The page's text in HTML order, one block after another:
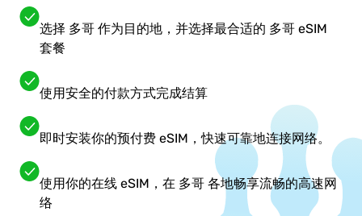
选择 多哥 作为目的地，并选择最合适的 多哥 eSIM
套餐
使用安全的付款方式完成结算
即时安装你的预付费 eSIM，快速可靠地连接网络。
使用你的在线 eSIM，在 多哥 各地畅享流畅的高速网
络